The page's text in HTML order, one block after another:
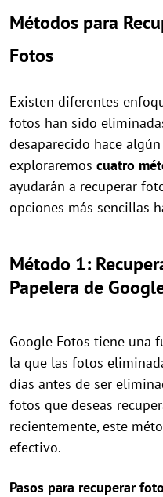
Métodos para
Fotos
Existen diferentes
fotos han sido
desaparecido hace
exploraremos cuatro
ayudarán a recuperar
opciones más sencillas
Método 1:
Papelera de
Google Fotos tiene una
la que las fotos
días antes de ser
fotos que deseas
recientemente, este
efectivo.
Pasos para recuperar